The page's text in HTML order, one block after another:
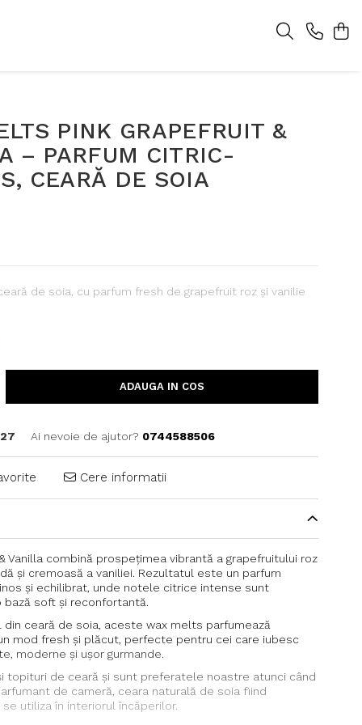
PINK GRAPEFRUIT &
– PARFUM CITRIC-
CEARĂ DE SOIA
de soia, cu parfum fresh de grapefruit roz și vanilie
ADAUGA IN COS
Ai nevoie de ajutor? 0744588506
Cere informatii
Vanilla combină prospețimea vibrantă a grapefruitului roz
și cremoasă a vaniliei. Rezultatul este un parfum
și echilibrat, unde notele citrice intense sunt
bază soft și reconfortantă.
din ceară de soia, aceste wax melts parfumează
mod fresh și plăcut, perfecte pentru cei care iubesc
moderne și ușor gurmande.
topituri de ceară și sunt preferatele noastre atunci când
de cameră, ceara naturală de soia fiind
utiliza în interiorul încăperilor.